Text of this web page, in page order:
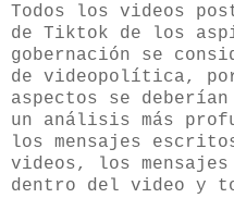
Todos los videos
de Tiktok de los
gobernación se
de videopolítica,
aspectos se
un análisis más
los mensajes
videos, los
dentro del video y